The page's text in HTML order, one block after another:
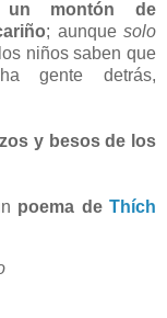
un montón de
; aunque solo
niños saben que
gente detrás,
y besos de los
poema deThích